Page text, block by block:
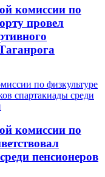
комиссии по
провел
комиссии по
пенсионеров